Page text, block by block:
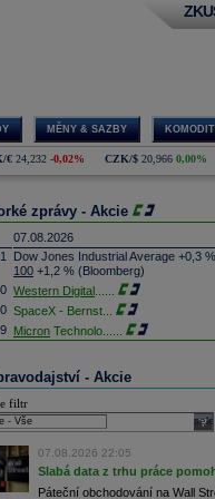
MĚNY & SAZBY
€ 24,232 -0,02% CZK/$ 20,966 0,00%
zprávy - Akcie
07.08.2026
Dow Jones Industrial Average +0,3
100 +1,2 % (Bloomberg)
Western Digital
SpaceX - Bernst
Micron Technolo
Objem obchodů s akciemi na
obchodů za poslední rok je 0,665
Zvýšení výroby balistických střel
nějakou dobu potrvá. Agentuře
Armin Papperger. Společná výroba
doplnit arzenál Spojeným státům,
(ČTK)
Conocophillips
- Akcie
filtr
07.08.2026 22:05
Slabá data z trhu práce
Páteční obchodování na Wall